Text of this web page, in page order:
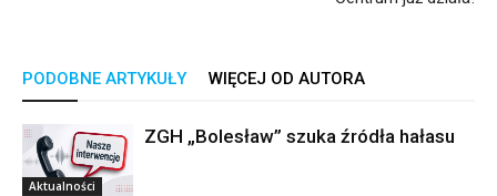
PODOBNE ARTYKUŁY WIĘCEJ OD AUTORA
Aktualności
ZGH „Bolesław” szuka źródła hałasu